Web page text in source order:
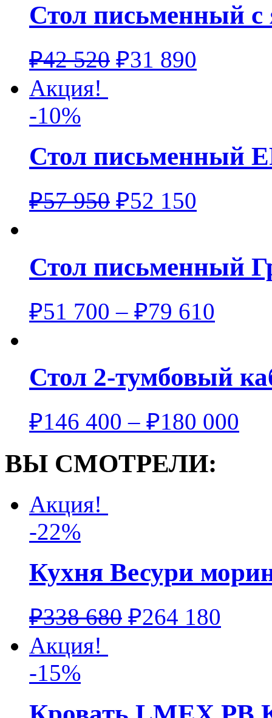
Стол письменный
₽42 520 ₽31 890
Акция!
-10%
Стол письменный
₽57 950 ₽52 150
Стол письменный
₽51 700 – ₽79 610
Стол 2-тумбовый
₽146 400 – ₽180 000
ВЫ СМОТРЕЛИ:
Акция!
-22%
Кухня Весури
₽338 680 ₽264 180
Акция!
-15%